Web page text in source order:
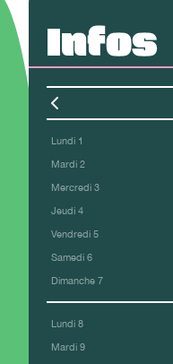
Infos
Lundi 1
Mardi 2
Mercredi 3
Jeudi 4
Vendredi 5
Samedi 6
Dimanche 7
Lundi 8
Mardi 9